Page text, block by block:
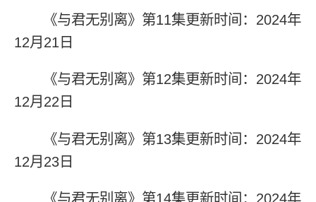
《与君无别离》第11集更新时间：2024年
12月21日
《与君无别离》第12集更新时间：2024年
12月22日
《与君无别离》第13集更新时间：2024年
12月23日
《与君无别离》第14集更新时间：2024年